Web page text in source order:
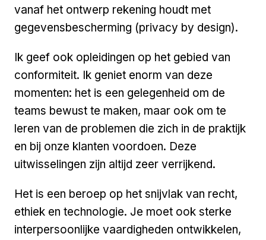
vanaf het ontwerp rekening houdt met
gegevensbescherming (privacy by design).
Ik geef ook opleidingen op het gebied van
conformiteit. Ik geniet enorm van deze
momenten: het is een gelegenheid om de
teams bewust te maken, maar ook om te
leren van de problemen die zich in de praktijk
en bij onze klanten voordoen. Deze
uitwisselingen zijn altijd zeer verrijkend.
Het is een beroep op het snijvlak van recht,
ethiek en technologie. Je moet ook sterke
interpersoonlijke vaardigheden ontwikkelen,